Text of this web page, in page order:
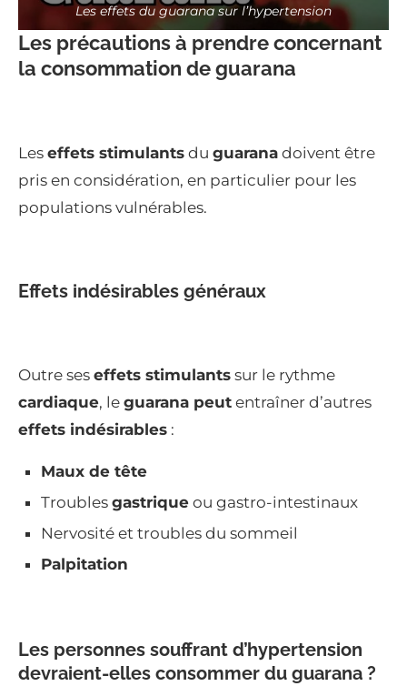
Les effets du guarana sur l’hypertension
Les précautions à prendre concernant
la consommation de guarana
Les effets stimulants du guarana doivent être
pris en considération, en particulier pour les
populations vulnérables.
Effets indésirables généraux
Outre ses effets stimulants sur le rythme
cardiaque, le guarana peut entraîner d’autres
effets indésirables :
Maux de tête
Troubles gastrique ou gastro-intestinaux
Nervosité et troubles du sommeil
Palpitation
Les personnes souffrant d’hypertension
devraient-elles consommer du guarana ?